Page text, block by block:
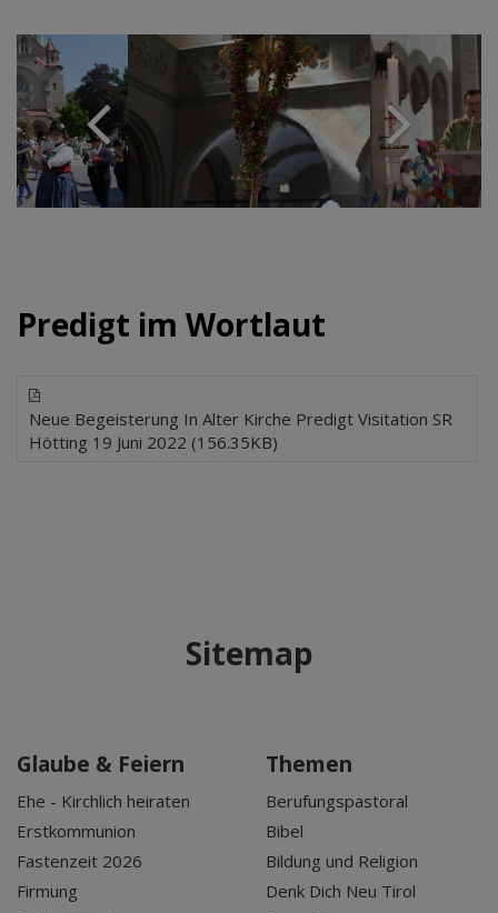
Predigt im Wortlaut
Neue Begeisterung In Alter Kirche Predigt Visitation SR
Hötting 19 Juni 2022 (156.35KB)
Sitemap
Glaube & Feiern
Ehe - Kirchlich heiraten
Erstkommunion
Fastenzeit 2026
Firmung
Themen
Berufungspastoral
Bibel
Bildung und Religion
Denk Dich Neu Tirol